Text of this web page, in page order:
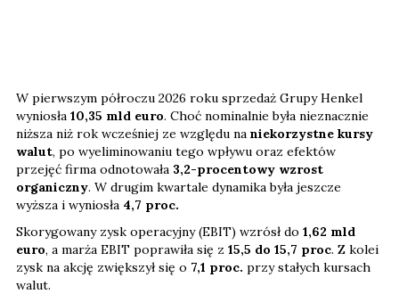
W pierwszym półroczu 2026 roku sprzedaż Grupy Henkel
wyniosła 10,35 mld euro. Choć nominalnie była nieznacznie
niższa niż rok wcześniej ze względu na niekorzystne kursy
walut, po wyeliminowaniu tego wpływu oraz efektów
przejęć firma odnotowała 3,2-procentowy wzrost
organiczny. W drugim kwartale dynamika była jeszcze
wyższa i wyniosła 4,7 proc.
Skorygowany zysk operacyjny (EBIT) wzrósł do 1,62 mld
euro, a marża EBIT poprawiła się z 15,5 do 15,7 proc. Z kolei
zysk na akcję zwiększył się o 7,1 proc. przy stałych kursach
walut.